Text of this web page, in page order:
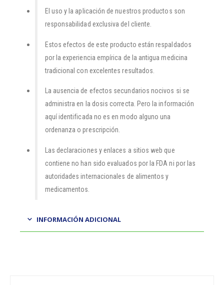
El uso y la aplicación de nuestros productos son
responsabilidad exclusiva del cliente.
Estos efectos de este producto están respaldados
por la experiencia empírica de la antigua medicina
tradicional con excelentes resultados.
La ausencia de efectos secundarios nocivos si se
administra en la dosis correcta. Pero la información
aquí identificada no es en modo alguno una
ordenanza o prescripción.
Las declaraciones y enlaces a sitios web que
contiene no han sido evaluados por la FDA ni por las
autoridades internacionales de alimentos y
medicamentos.
INFORMACIÓN ADICIONAL